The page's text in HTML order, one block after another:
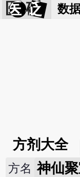
医 砭 数
方剂大全
方名 神仙